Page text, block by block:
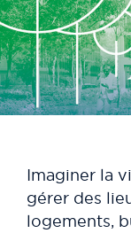
Imaginer la
gérer des
logements,